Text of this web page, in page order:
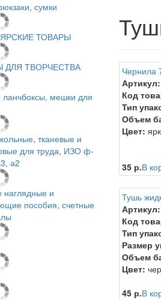
сумки
ТОВАРЫ
ДЛЯ ТВОРЧЕСТВА
мешки для
тканевые и
для труда, ИЗО ф-
а2
наглядные и
пособия, счетные
Чернила
Артикул:
Код
Тип
Объем
Цвет:
35 р.В
Тушь
Артикул:
Код
Тип
Размер
Объем
Цвет:
45 р.В